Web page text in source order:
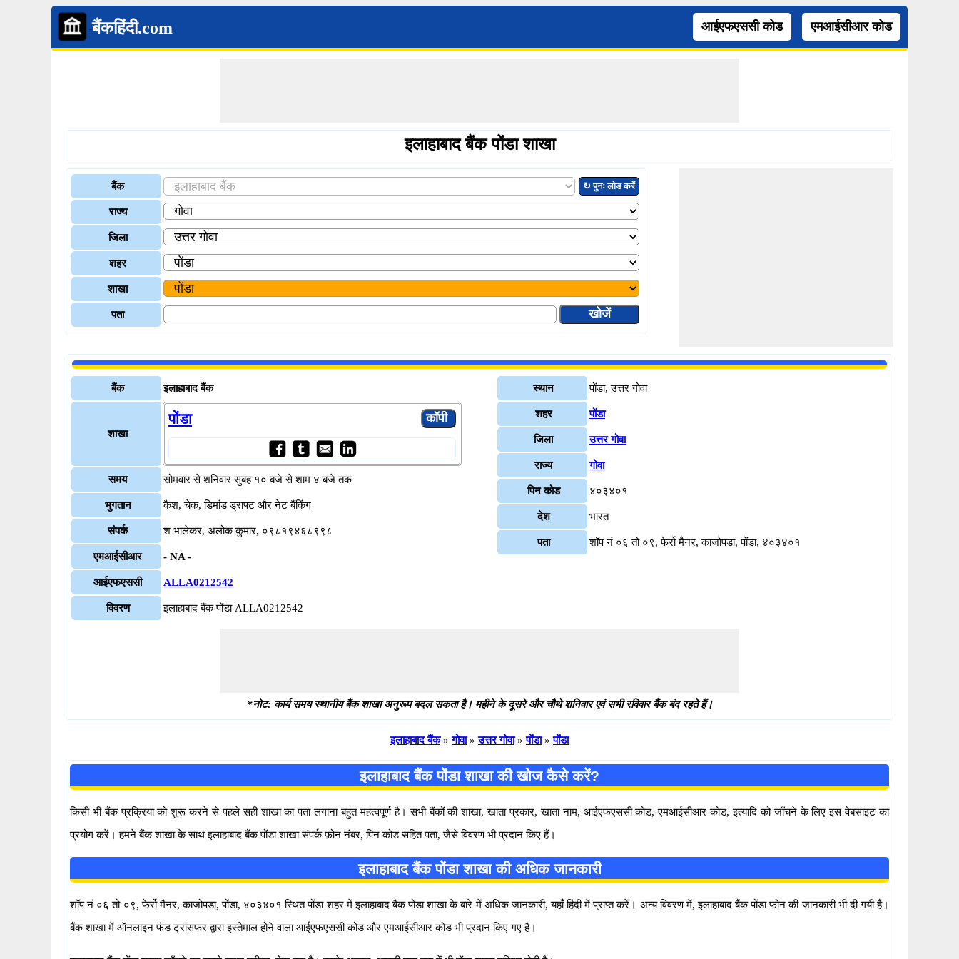
बैंकहिंदी.com आईएफएससी कोड एमआईसीआर कोड
इलाहाबाद बैंक पोंडा शाखा
बैंक ↻ पुनः लोड करें
राज्य
जिला
शहर
शाखा
पता
बैंक इलाहाबाद बैंक
शाखा
पोंडा
समय सोमवार से शनिवार सुबह १० बजे से शाम ४ बजे तक
भुगतान कैश, चेक, डिमांड ड्राफ्ट और नेट बैंकिंग
संपर्क श भालेकर, अलोक कुमार, ०९८१९४६८९९८
एमआईसीआर - NA -
आईएफएससी ALLA0212542
विवरण इलाहाबाद बैंक पोंडा ALLA0212542
स्थान पोंडा, उत्तर गोवा
शहर पोंडा
जिला उत्तर गोवा
राज्य गोवा
पिन कोड ४०३४०१
देश भारत
पता शॉप नं ०६ तो ०९, फेर्रो मैनर, काजोपडा, पोंडा, ४०३४०१
*नोट: कार्य समय स्थानीय बैंक शाखा अनुरूप बदल सकता है। महीने के दूसरे और चौथे शनिवार एवं सभी रविवार बैंक बंद रहते हैं।
इलाहाबाद बैंक » गोवा » उत्तर गोवा » पोंडा » पोंडा
इलाहाबाद बैंक पोंडा शाखा की खोज कैसे करें?
किसी भी बैंक प्रक्रिया को शुरू करने से पहले सही शाखा का पता लगाना बहुत महत्वपूर्ण है। सभी बैंकों की शाखा, खाता प्रकार, खाता नाम, आईएफएससी कोड, एमआईसीआर कोड, इत्यादि को जाँचने के लिए इस वेबसाइट का
प्रयोग करें। हमने बैंक शाखा के साथ इलाहाबाद बैंक पोंडा शाखा संपर्क फ़ोन नंबर, पिन कोड सहित पता, जैसे विवरण भी प्रदान किए हैं।
इलाहाबाद बैंक पोंडा शाखा की अधिक जानकारी
शॉप नं ०६ तो ०९, फेर्रो मैनर, काजोपडा, पोंडा, ४०३४०१ स्थित पोंडा शहर में इलाहाबाद बैंक पोंडा शाखा के बारे में अधिक जानकारी, यहाँ हिंदी में प्राप्त करें। अन्य विवरण में, इलाहाबाद बैंक पोंडा फोन की जानकारी भी दी गयी है।
बैंक शाखा में ऑनलाइन फंड ट्रांसफर द्वारा इस्तेमाल होने वाला आईएफएससी कोड और एमआईसीआर कोड भी प्रदान किए गए हैं।